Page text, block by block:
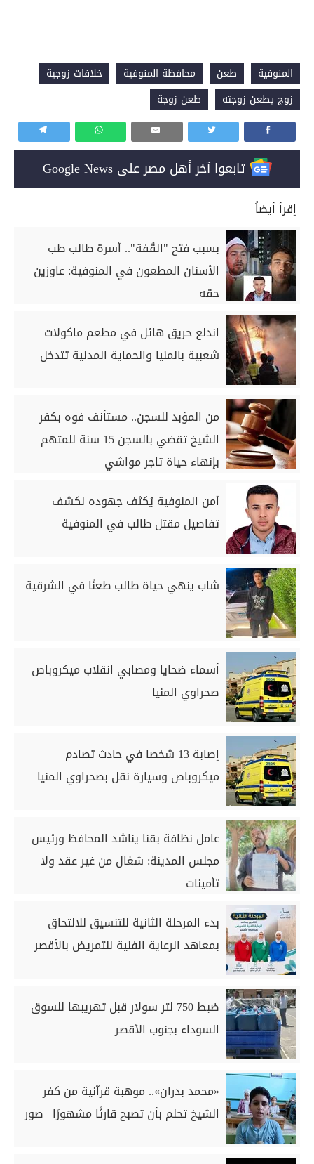
المنوفية طعن محافظة المنوفية
خلافات زوجية
زوج يطعن زوجته
طعن زوجة
تابعوا آخر أهل مصر على Google News
إقرأ أيضاً
بسبب فتح "القُفة".. أسرة طالب طب
الأسنان المطعون في المنوفية: عاوزين
حقه
اندلع حريق هائل في مطعم ماكولات
شعبية بالمنيا والحماية المدنية تتدخل
من المؤبد للسجن.. مستأنف فوه بكفر
الشيخ تقضي بالسجن 15 سنة للمتهم
بإنهاء حياة تاجر مواشي
أمن المنوفية يُكثف جهوده لكشف
تفاصيل مقتل طالب في المنوفية
شاب ينهي حياة طالب طعنًا في الشرقية
أسماء ضحايا ومصابي انقلاب ميكروباص
صحراوي المنيا
إصابة 13 شخصا في حادث تصادم
ميكروباص وسيارة نقل بصحراوي المنيا
عامل نظافة بقنا يناشد المحافظ ورئيس
مجلس المدينة: شغال من غير عقد ولا
تأمينات
بدء المرحلة الثانية للتنسيق للالتحاق
بمعاهد الرعاية الفنية للتمريض بالأقصر
ضبط 750 لتر سولار قبل تهريبها للسوق
السوداء بجنوب الأقصر
«محمد بدران».. موهبة قرآنية من كفر
الشيخ تحلم بأن تصبح قارئًا مشهورًا | صور